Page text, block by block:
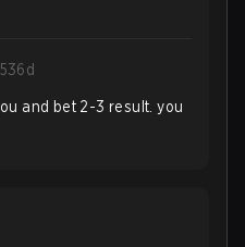
536d
and bet 2-3 result. you